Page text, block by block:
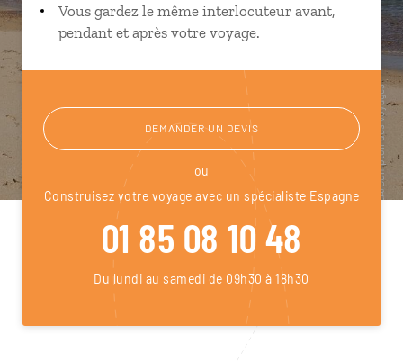
Vous gardez le même interlocuteur avant,
pendant et après votre voyage.
DEMANDER UN DEVIS
ou
Construisez votre voyage avec un spécialiste Espagne
01 85 08 10 48
Du lundi au samedi de 09h30 à 18h30